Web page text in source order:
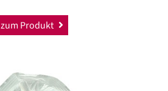
zum Produkt